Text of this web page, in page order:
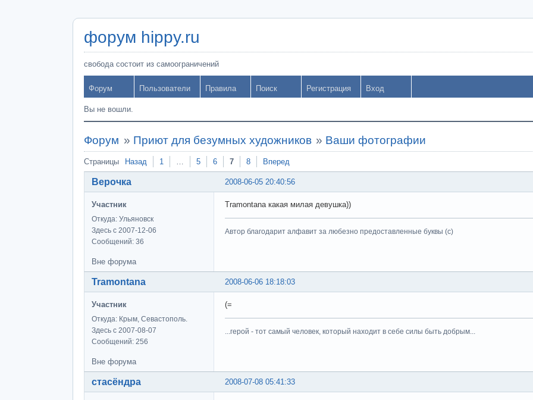
форум hippy.ru
свобода состоит из самоограничений
Форум Пользователи Правила Поиск Регистрация Вход
Вы не вошли.
Форум » Приют для безумных художников » Ваши фотографии
Страницы Назад 1 … 5 6 7 8 Вперед
2008-06-05 20:40:56
Верочка
Участник
Откуда: Ульяновск
Здесь с 2007-12-06
Сообщений: 36
Tramontana какая милая девушка))
Автор благодарит алфавит за любезно предоставленные буквы (с)
Вне форума
2008-06-06 18:18:03
Tramontana
Участник
Откуда: Крым, Севастополь.
Здесь с 2007-08-07
Сообщений: 256
(=
...герой - тот самый человек, который находит в себе силы быть добрым...
Вне форума
2008-07-08 05:41:33
стасёндра